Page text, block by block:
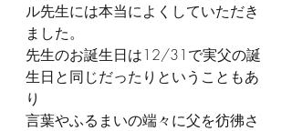
ル先生には本当によくしていただき
ました。
先生のお誕生日は12/31で実父の誕
生日と同じだったりということもあ
り
言葉やふるまいの端々に父を彷彿さ